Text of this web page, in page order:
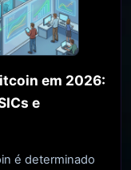
em 2026:
e
é determinado